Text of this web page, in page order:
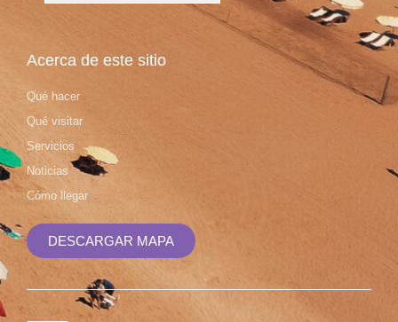
Acerca de este sitio
Qué hacer
Qué visitar
Servicios
Noticias
Cómo llegar
DESCARGAR MAPA